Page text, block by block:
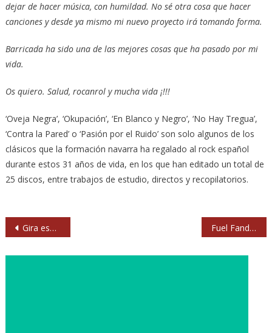
dejar de hacer música, con humildad. No sé otra cosa que hacer
canciones y desde ya mismo mi nuevo proyecto irá tomando forma.
Barricada ha sido una de las mejores cosas que ha pasado por mi
vida.
Os quiero. Salud, rocanrol y mucha vida ¡!!!
‘Oveja Negra’, ‘Okupación’, ‘En Blanco y Negro’, ‘No Hay Tregua’,
‘Contra la Pared’ o ‘Pasión por el Ruido’ son solo algunos de los
clásicos que la formación navarra ha regalado al rock español
durante estos 31 años de vida, en los que han editado un total de
25 discos, entre trabajos de estudio, directos y recopilatorios.
Navegación
Gira española de John Mayall en marzo de 2014 Fuel Fandango afrontan el otoño con una extensa gira por salas